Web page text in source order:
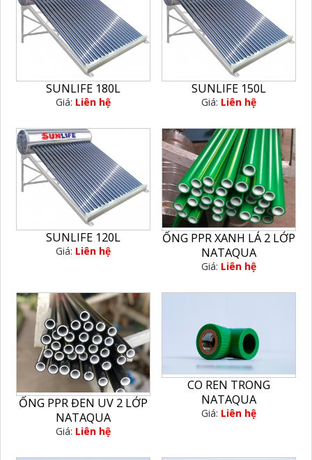
SUNLIFE 180L
Giá: Liên hệ
SUNLIFE 150L
Giá: Liên hệ
SUNLIFE 120L
Giá: Liên hệ
ỐNG PPR XANH LÁ 2 LỚP
NATAQUA
Giá: Liên hệ
ỐNG PPR ĐEN UV 2 LỚP
NATAQUA
Giá: Liên hệ
CO REN TRONG
NATAQUA
Giá: Liên hệ